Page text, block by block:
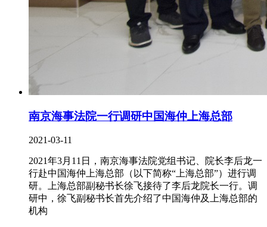
南京海事法院一行调研中国海仲上海总部
2021-03-11
2021年3月11日，南京海事法院党组书记、院长李后龙一
行赴中国海仲上海总部（以下简称“上海总部”）进行调
研。上海总部副秘书长徐飞接待了李后龙院长一行。调
研中，徐飞副秘书长首先介绍了中国海仲及上海总部的
机构